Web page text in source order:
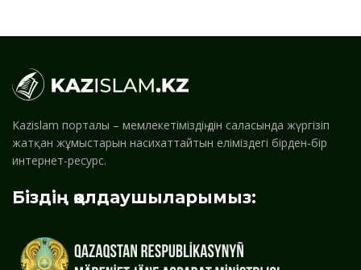
Kazislam порталы – мемлекетіміздің дін саласында жүргізіп
жатқан жұмыстарын насихаттайтын еліміздегі бірден-бір
интернет-ресурс.
Біздің қолдаушыларымыз: